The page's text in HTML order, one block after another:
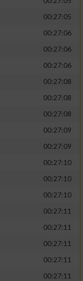
00:27:05
00:27:06
00:27:06
00:27:06
00:27:08
00:27:08
00:27:08
00:27:09
00:27:09
00:27:10
00:27:10
00:27:10
00:27:11
00:27:11
00:27:11
00:27:11
00:27:11